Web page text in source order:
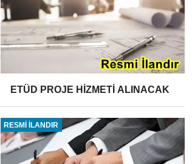
ETÜD PROJE HİZMETİ ALINACAK
RESMİ İLANDIR